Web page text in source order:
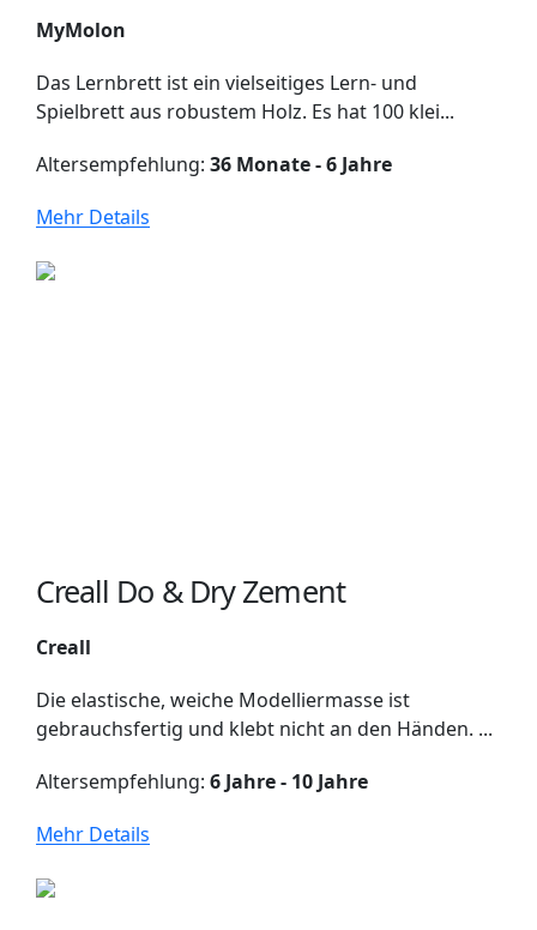
MyMolon
Das Lernbrett ist ein vielseitiges Lern- und
Spielbrett aus robustem Holz. Es hat 100 klei...
Altersempfehlung: 36 Monate - 6 Jahre
Mehr Details
Creall Do & Dry Zement
Creall
Die elastische, weiche Modelliermasse ist
gebrauchsfertig und klebt nicht an den Händen. ...
Altersempfehlung: 6 Jahre - 10 Jahre
Mehr Details